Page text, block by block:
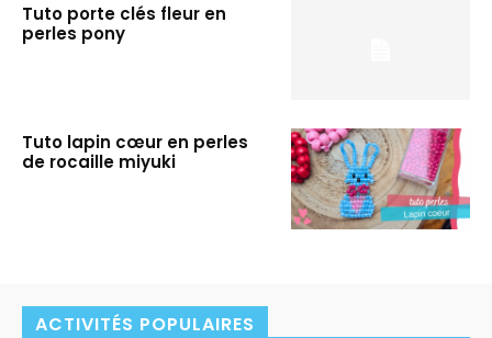
Tuto porte clés fleur en
perles pony
Tuto lapin cœur en perles
de rocaille miyuki
ACTIVITÉS POPULAIRES